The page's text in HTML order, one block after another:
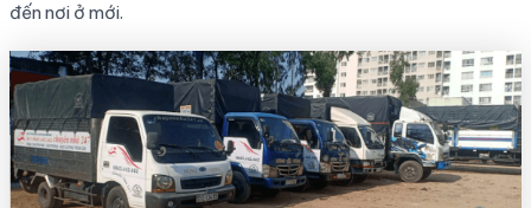
đến nơi ở mới.